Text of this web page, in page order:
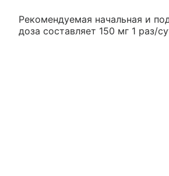
Рекомендуемая начальная и
доза составляет 150 мг 1 раз/